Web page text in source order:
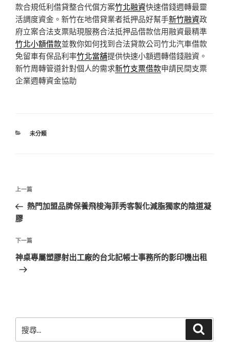
款合規低利借貸整合代償方案竹北融資快速借錢週轉最靈
活調度資金。新竹在地借貸業者抵押品好幫手新竹融資政
府立案合法支票貼現服務合法抵押品借款信用融資最精準
竹北小額借款並教你如何找到合法貸款公司竹北汽車借款
免留車有保品利率竹北當舖提供快速小額週轉借錢融資。
新竹周轉管道針對個人的需求新竹支票借款申請民間支票
企業週轉資金協助
分
未分類
文
導
覽
上
一
篇
章
上一篇
熱門加盟品牌保養飛梭海菲秀客製化減脂獨家的陰道凝
膠
下
一
篇
下一篇
神桌專屬塑膠射出工廠的台北記帳士事務所的影印機出租
尋